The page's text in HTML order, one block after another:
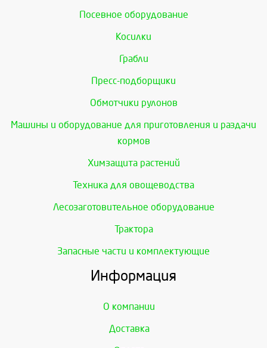
Посевное оборудование
Косилки
Грабли
Пресс-подборщики
Обмотчики рулонов
Машины и оборудование для приготовления и раздачи
кормов
Химзащита растений
Техника для овощеводства
Лесозаготовительное оборудование
Трактора
Запасные части и комплектующие
Информация
О компании
Доставка